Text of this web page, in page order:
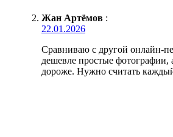
Жан Артёмов :
22.01.2026
Сравниваю с другой онлайн-
дешевле простые фотографии,
дороже. Нужно считать